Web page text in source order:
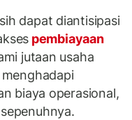
dapat diantisipasi
pembiayaan
jutaan usaha
biaya operasional,